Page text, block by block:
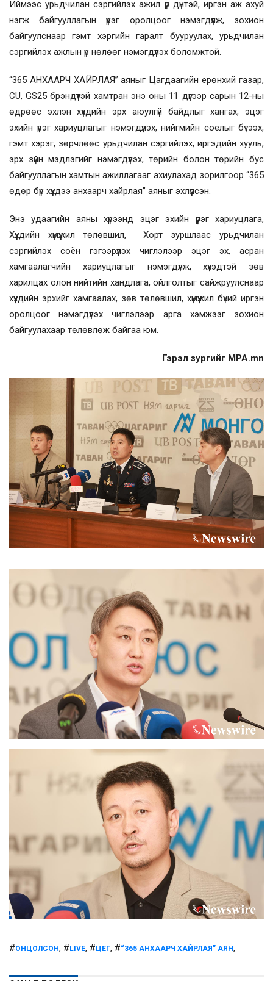
Иймээс урьдчилан сэргийлэх ажил үр дүнтэй, иргэн аж ахуй
нэгж байгууллагын үүрэг оролцоог нэмэгдүүлж, зохион
байгуулснаар гэмт хэргийн гаралт бууруулах, урьдчилан
сэргийлэх ажлын үр нөлөөг нэмэгдүүлэх боломжтой.
“365 АНХААРЧ ХАЙРЛАЯ” аяныг Цагдаагийн ерөнхий газар,
CU, GS25 брэндүүтэй хамтран энэ оны 11 дүгээр сарын 12-ны
өдрөөс эхлэн хүүхдийн эрх аюулгүй байдлыг хангах, эцэг
эхийн үүрэг хариуцлагыг нэмэгдүүлэх, нийгмийн соёлыг бүтээх,
гэмт хэрэг, зөрчлөөс урьдчилан сэргийлэх, иргэдийн хууль,
эрх зүйн мэдлэгийг нэмэгдүүлэх, төрийн болон төрийн бус
байгууллагын хамтын ажиллагааг ахиулахад зорилгоор “365
өдөр бүр хүүхдээ анхаарч хайрлая” аяныг эхлүүлсэн.
Энэ удаагийн аяны хүрээнд эцэг эхийн үүрэг хариуцлага,
Хүүхдийн хүмүүжил төлөвшил, Хорт зуршлаас урьдчилан
сэргийлэх соён гэгээрүүлэх чиглэлээр эцэг эх, асран
хамгаалагчийн хариуцлагыг нэмэгдүүлж, хүүхэдтэй зөв
харилцах олон нийтийн хандлага, ойлголтыг сайжруулснаар
хүүхдийн эрхийг хамгаалах, зөв төлөвшил, хүмүүжил бүхий иргэн
оролцоог нэмэгдүүлэх чиглэлээр арга хэмжээг зохион
байгуулахаар төлөвлөж байгаа юм.
Гэрэл зургийг MPA.mn
#ОНЦОЛСОН, #LIVE, #ЦЕГ, #“365 АНХААРЧ ХАЙРЛАЯ” АЯН,